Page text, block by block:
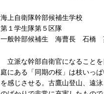
海上自衛隊幹部候補生学校
第１学生隊第５区隊
一般幹部候補生 海曹長 石橋
立派な幹部自衛官になること
庭にある「同期の桜」は枝いっ
を感じさせる。古鷹山登山、遠